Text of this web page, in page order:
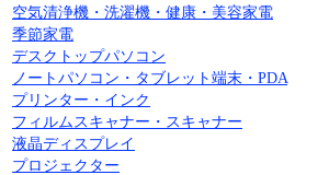
空気清浄機・洗濯機・健康・美容家電
季節家電
デスクトップパソコン
ノートパソコン・タブレット端末・PDA
プリンター・インク
フィルムスキャナー・スキャナー
液晶ディスプレイ
プロジェクター